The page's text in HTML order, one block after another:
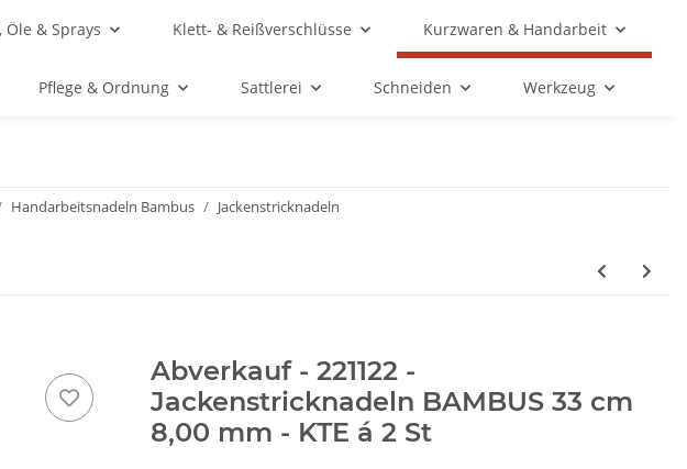
Öle & Sprays Klett- & Reißverschlüsse Kurzwaren & Handarbeit
Pflege & Ordnung Sattlerei Schneiden Werkzeug
Handarbeitsnadeln Bambus
Jackenstricknadeln
Abverkauf - 221122 -
Jackenstricknadeln BAMBUS 33 cm
8,00 mm - KTE á 2 St